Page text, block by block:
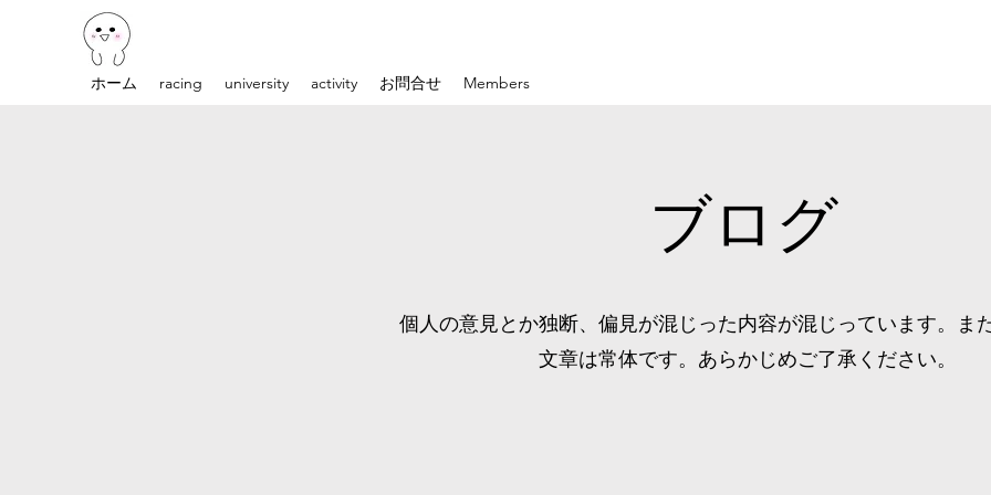
ホーム racing university activity お問合せ Members
ブログ
個人の意見とか独断、偏見が混じった内容が混じっています。ま
文章は常体です。あらかじめご了承ください。